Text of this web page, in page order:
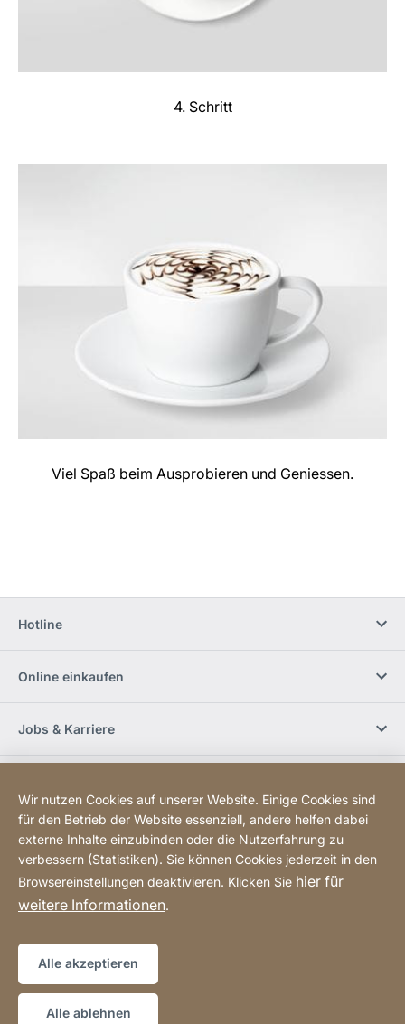
4. Schritt
Viel Spaß beim Ausprobieren und Geniessen.
Hotline
Online einkaufen
Jobs & Karriere
Social Media
Newsletter bestellen
Website
[Website
information]
Sitemap
Wir nutzen Cookies auf unserer Website. Einige Cookies sind
für den Betrieb der Website essenziell, andere helfen dabei
externe Inhalte einzubinden oder die Nutzerfahrung zu
verbessern (Statistiken). Sie können Cookies jederzeit in den
Browsereinstellungen deaktivieren. Klicken Sie hier für
weitere Informationen.
Alle akzeptieren
Alle ablehnen